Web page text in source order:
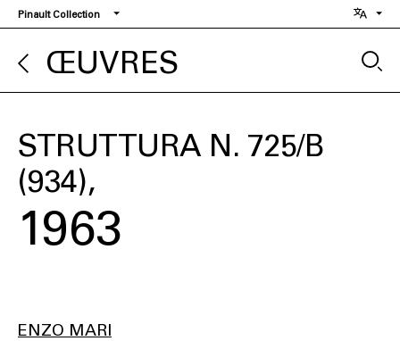
Aller
au
contenu
principal
Pinault Collection
ŒUVRES
STRUTTURA N. 725/B
(934)
1963
ENZO MARI